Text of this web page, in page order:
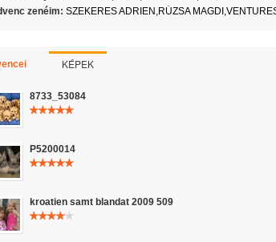
zenéim: SZEKERES ADRIEN,RÚZSA
KÉPEK
8733_53084
P5200014
kroatien samt blandat 2009 509